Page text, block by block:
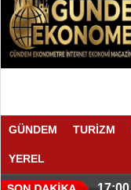
GÜNDEM TURİZM
YEREL